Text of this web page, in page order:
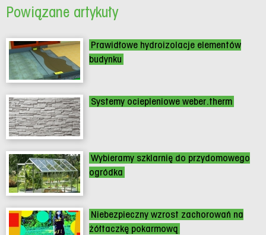
Powiązane artykuły
Prawidłowe hydroizolacje elementów
budynku
Systemy ociepleniowe weber.therm
Wybieramy szklarnię do przydomowego
ogródka
Niebezpieczny wzrost zachorowań na
żółtaczkę pokarmową